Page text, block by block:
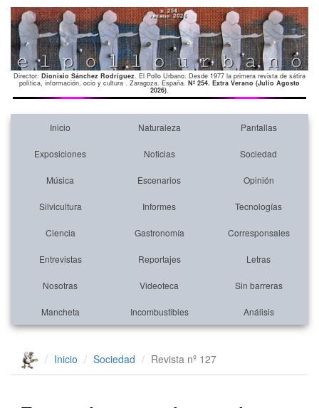
Director: Dionisio Sánchez Rodríguez. El Pollo Urbano. Desde 1977 la primera revista de sátira
política, información, ocio y cultura . Zaragoza. España. Nº 254. Extra Verano (Julio Agosto
2026).
Inicio Naturaleza Pantallas
Exposiciones Noticias Sociedad
Música Escenarios Opinión
Silvicultura Informes Tecnologías
Ciencia Gastronomía Corresponsales
Entrevistas Reportajes Letras
Nosotras Videoteca Sin barreras
Mancheta Incombustibles Análisis
Inicio Sociedad Revista nº 127